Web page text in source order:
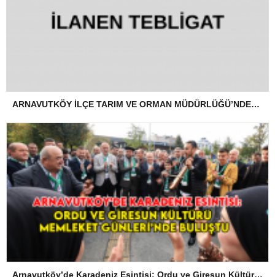
ARNAVUTKÖY İLÇE TARIM VE ORMAN MÜDÜRLÜĞÜ’NDEN İLANEN TEBLİGAT
Arnavutköy’de Karadeniz Esintisi: Ordu ve Giresun Kültürü Memleket Günleri’nde Buluştu